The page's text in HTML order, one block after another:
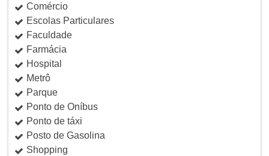
Comércio
Escolas Particulares
Faculdade
Farmácia
Hospital
Metrô
Parque
Ponto de Oníbus
Ponto de táxi
Posto de Gasolina
Shopping